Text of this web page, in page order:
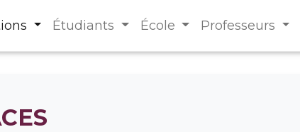
Étudiants École Professeurs